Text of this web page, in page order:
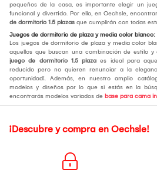
pequeños de la casa, es importante elegir un
funcional y divertido. Por ello, en Oechsle,
de dormitorio 1.5 plazas que cumplirán con todas
Juegos de dormitorio de plaza y media color blanco:
Los juegos de dormitorio de plaza y media color
aquellos que buscan una combinación de estilo y
juego de dormitorio 1.5 plaza es ideal para
reducido pero no quieren renunciar a la
oportunidad!. Además, en nuestro amplio
modelos y diseños por lo que si estás en la
encontrarás modelos variados de base para cama
¡Descubre y compra en Oechsle!